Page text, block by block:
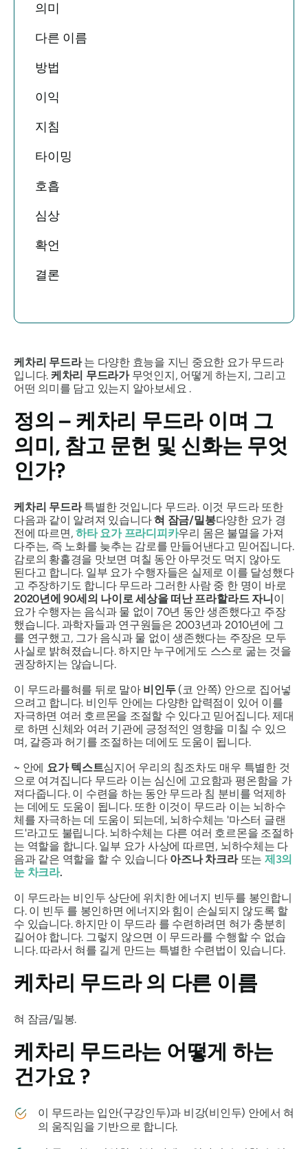
의미
다른 이름
방법
이익
지침
타이밍
호흡
심상
확언
결론
케차리 무드라는 다양한 효능을 지닌 중요한 요가 무드라
입니다. 케차리 무드라가무엇인지, 어떻게 하는지, 그리고
어떤 의미를 담고 있는지 알아보세요 .
정의 – 케차리 무드라이며 그
의미, 참고 문헌 및 신화는 무엇
인가?
케차리 무드라특별한 것입니다 무드라. 이것 무드라또한
다음과 같이 알려져 있습니다혀 잠금/밀봉다양한 요가 경
전에 따르면,하타 요가 프라디피카우리 몸은 불멸을 가져
다주는, 즉 노화를 늦추는 감로를 만들어낸다고 믿어집니다.
감로의 황홀경을 맛보면 며칠 동안 아무것도 먹지 않아도
된다고 합니다. 일부 요가 수행자들은 실제로 이를 달성했다
고 주장하기도 합니다 무드라 그러한 사람 중 한 명이 바로
2020년에 90세의 나이로 세상을 떠난 프라할라드 자니이
요가 수행자는 음식과 물 없이 70년 동안 생존했다고 주장
했습니다. 과학자들과 연구원들은 2003년과 2010년에 그
를 연구했고, 그가 음식과 물 없이 생존했다는 주장은 모두
사실로 밝혀졌습니다. 하지만 누구에게도 스스로 굶는 것을
권장하지는 않습니다.
이 무드라를혀를 뒤로 말아 비인두(코 안쪽) 안으로 집어넣
으려고 합니다. 비인두 안에는 다양한 압력점이 있어 이를
자극하면 여러 호르몬을 조절할 수 있다고 믿어집니다. 제대
로 하면 신체와 여러 기관에 긍정적인 영향을 미칠 수 있으
며, 갈증과 허기를 조절하는 데에도 도움이 됩니다.
~ 안에 요가 텍스트심지어 우리의 침조차도 매우 특별한 것
으로 여겨집니다 무드라 이는 심신에 고요함과 평온함을 가
져다줍니다. 이 수련을 하는 동안 무드라침 분비를 억제하
는 데에도 도움이 됩니다. 또한 이것이 무드라 이는 뇌하수
체를 자극하는 데 도움이 되는데, 뇌하수체는 '마스터 글랜
드'라고도 불립니다. 뇌하수체는 다른 여러 호르몬을 조절하
는 역할을 합니다. 일부 요가 사상에 따르면, 뇌하수체는 다
음과 같은 역할을 할 수 있습니다 아즈나 차크라또는 제3의
눈 차크라.
이 무드라는 비인두 상단에 위치한 에너지 빈두를 봉인합니
다. 이 빈두 를 봉인하면 에너지와 힘이 손실되지 않도록 할
수 있습니다. 하지만 이 무드라를 수련하려면 혀가 충분히
길어야 합니다. 그렇지 않으면 이 무드라를 수행할 수 없습
니다. 따라서 혀를 길게 만드는 특별한 수련법이 있습니다.
케차리 무드라의 다른 이름
혀 잠금/밀봉.
케차리 무드라는 어떻게 하는
건가요 ?
이 무드라는 입안(구강인두)과 비강(비인두) 안에서 혀
의 움직임을 기반으로 합니다.